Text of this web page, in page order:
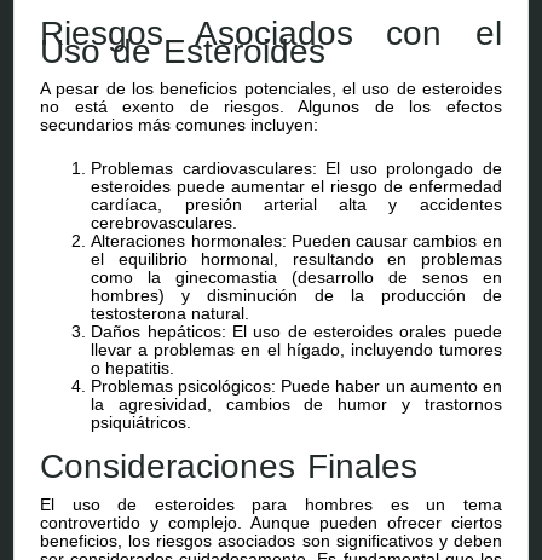
Riesgos Asociados con el
Uso de Esteroides
A pesar de los beneficios potenciales, el uso de esteroides
no está exento de riesgos. Algunos de los efectos
secundarios más comunes incluyen:
Problemas cardiovasculares: El uso prolongado de
esteroides puede aumentar el riesgo de enfermedad
cardíaca, presión arterial alta y accidentes
cerebrovasculares.
Alteraciones hormonales: Pueden causar cambios en
el equilibrio hormonal, resultando en problemas
como la ginecomastia (desarrollo de senos en
hombres) y disminución de la producción de
testosterona natural.
Daños hepáticos: El uso de esteroides orales puede
llevar a problemas en el hígado, incluyendo tumores
o hepatitis.
Problemas psicológicos: Puede haber un aumento en
la agresividad, cambios de humor y trastornos
psiquiátricos.
Consideraciones Finales
El uso de esteroides para hombres es un tema
controvertido y complejo. Aunque pueden ofrecer ciertos
beneficios, los riesgos asociados son significativos y deben